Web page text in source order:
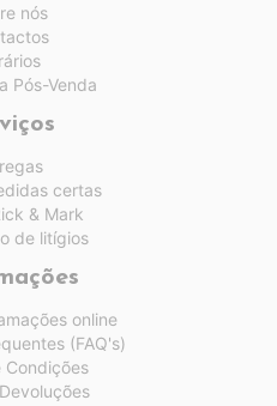
nós
Pós-Venda
certas
& Mark
de litígios
online
(FAQ's)
Condições